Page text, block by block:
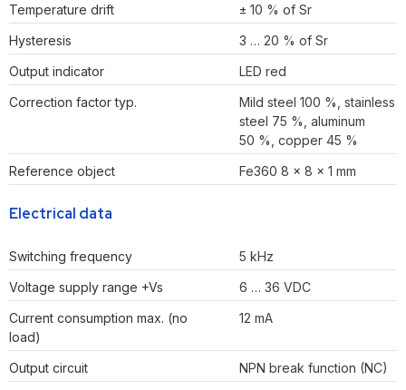
Temperature drift
± 10 % of Sr
Hysteresis
3 … 20 % of Sr
Output indicator
LED red
Correction factor typ.
Mild steel 100 %, stainless
steel 75 %, aluminum
50 %, copper 45 %
Reference object
Fe360 8 x 8 x 1 mm
Electrical data
Switching frequency
5 kHz
Voltage supply range +Vs
6 … 36 VDC
Current consumption max. (no
load)
12 mA
Output circuit
NPN break function (NC)